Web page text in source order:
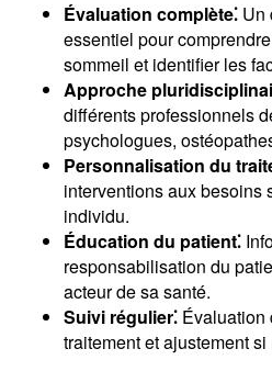
Évaluation complète⁚Un
essentiel pour
sommeil et identifier les
Approche
différents professionnels
psychologues,
Personnalisation du
interventions aux besoins
individu.
Éducation du patient⁚
responsabilisation du
acteur de sa santé.
Suivi régulier⁚Évaluation
traitement et ajustement